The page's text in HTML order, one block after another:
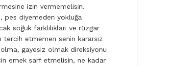
izin vermemelisin.
pes diyemeden yokluğa
soğuk farklılıkları ve rüzgar
tercih etmemen senin kararsız
gayesiz olmak direksiyonu
emek sarf etmelisin, ne kadar